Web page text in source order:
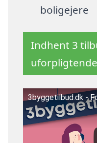
boligejere
Indhent 3
uforpligtende
3byggetilbud.dk -